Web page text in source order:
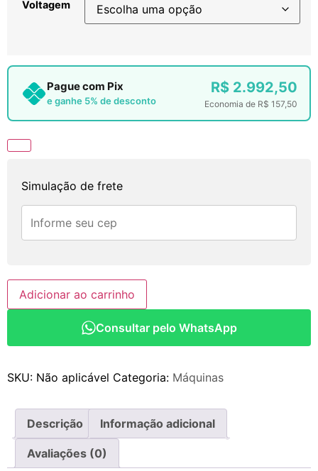
Voltagem
Pague com Pix
e ganhe 5% de desconto
R$2.992,50
Economia de R$ 157,50
Simulação de frete
Adicionar ao carrinho
Consultar pelo WhatsApp
SKU: Não aplicável Categoria: Máquinas
Descrição Informação adicional
Avaliações (0)